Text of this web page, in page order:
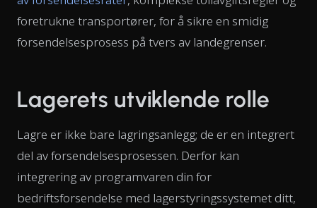
foretrukne transportører, for å sikre en smidig
forsendelsesprosess på tvers av landegrenser.
Lagerets utviklende rolle
Lagre er ikke bare lagringsanlegg; de er en integrert
del av forsendelsesprosessen. Derfor kan
integrering av programvaren din for
bedriftsforsendelse med lagerstyringssystemet ditt,